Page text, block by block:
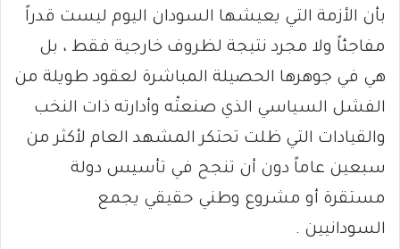
بأن الأزمة التي يعيشها السودان اليوم ليست قدراً
مفاجئاً ولا مجرد نتيجة لظروف خارجية فقط ، بل
هي في جوهرها الحصيلة المباشرة لعقود طويلة من
الفشل السياسي الذي صنعتْه وأدارته ذات النخب
والقيادات التي ظلت تحتكر المشهد العام لأكثر من
سبعين عاماً دون أن تنجح في تأسيس دولة
مستقرة أو مشروع وطني حقيقي يجمع
السودانيين .